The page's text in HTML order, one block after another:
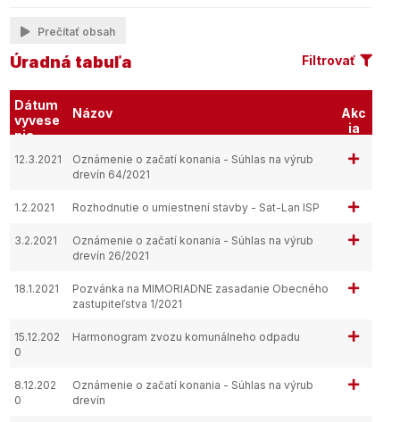
Prečítať obsah
Úradná tabuľa Filtrovať
Dátum
vyvese
nia
Názov
Akc
ia
12.3.2021
Oznámenie o začatí konania - Súhlas na výrub
drevín 64/2021
1.2.2021 Rozhodnutie o umiestnení stavby - Sat-Lan ISP
3.2.2021
Oznámenie o začatí konania - Súhlas na výrub
drevín 26/2021
18.1.2021
Pozvánka na MIMORIADNE zasadanie Obecného
zastupiteľstva 1/2021
15.12.202
0
Harmonogram zvozu komunálneho odpadu
8.12.202
0
Oznámenie o začatí konania - Súhlas na výrub
drevín